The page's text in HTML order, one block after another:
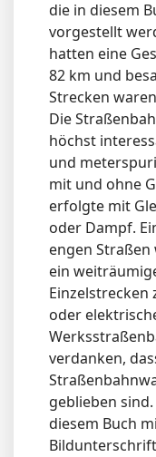
die in diesem
vorgestellt
hatten eine
82 km und
Strecken
Die
höchst
und
mit und ohne
erfolgte mit
oder Dampf.
engen
ein
Einzelstrecken
oder
verdanken,
geblieben
diesem Buch